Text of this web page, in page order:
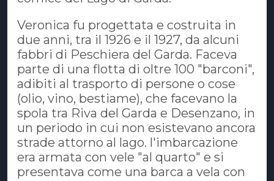
Veronica fu progettata e costruita in
due anni, tra il 1926 e il 1927, da alcuni
fabbri di Peschiera del Garda. Faceva
parte di una flotta di oltre 100 "barconi",
adibiti al trasporto di persone o cose
(olio, vino, bestiame), che facevano la
spola tra Riva del Garda e Desenzano, in
un periodo in cui non esistevano ancora
strade attorno al lago. l'imbarcazione
era armata con vele "al quarto" e si
presentava come una barca a vela con